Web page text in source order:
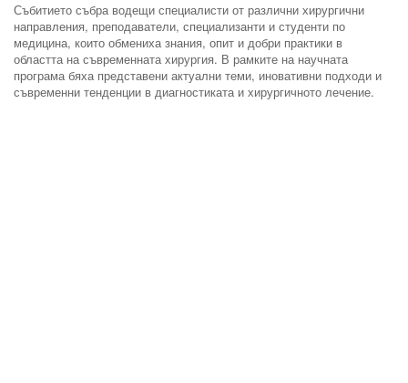
Събитието събра водещи специалисти от различни хирургични
направления, преподаватели, специализанти и студенти по
медицина, които обмениха знания, опит и добри практики в
областта на съвременната хирургия. В рамките на научната
програма бяха представени актуални теми, иновативни подходи и
съвременни тенденции в диагностиката и хирургичното лечение.